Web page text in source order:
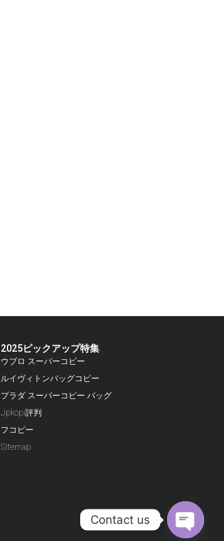
2025ピックアップ特集
ウブロ スーパーコピー
ルイヴィトンバッグコピー
プラダ スーパーコピー バッグ
Jpkopi評判
フコピー
Sitemap
Contact us